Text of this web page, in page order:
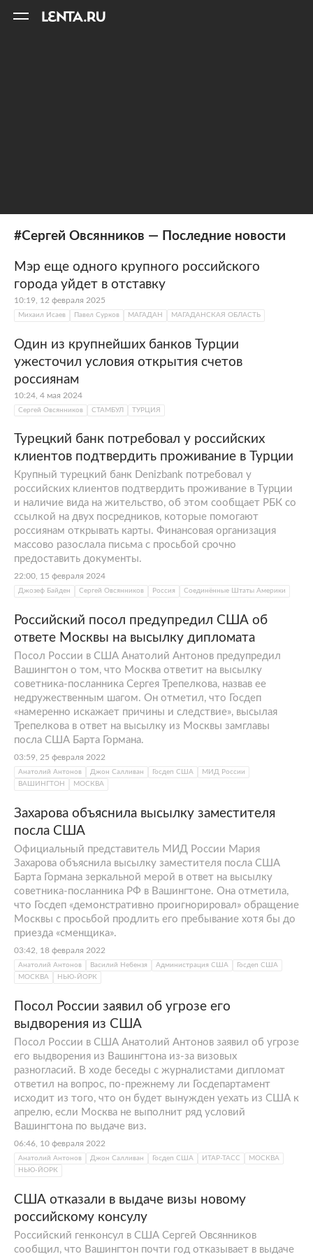
#Сергей Овсянников — Последние новости
Мэр еще одного крупного российского
города уйдет в отставку
10:19, 12 февраля 2025
Михаил Исаев Павел Сурков МАГАДАН МАГАДАНСКАЯ ОБЛАСТЬ
Один из крупнейших банков Турции
ужесточил условия открытия счетов
россиянам
10:24, 4 мая 2024
Сергей Овсянников СТАМБУЛ ТУРЦИЯ
Турецкий банк потребовал у российских
клиентов подтвердить проживание в Турции
Крупный турецкий банк Denizbank потребовал у
российских клиентов подтвердить проживание в Турции
и наличие вида на жительство, об этом сообщает РБК со
ссылкой на двух посредников, которые помогают
россиянам открывать карты. Финансовая организация
массово разослала письма с просьбой срочно
предоставить документы.
22:00, 15 февраля 2024
Джозеф Байден Сергей Овсянников Россия Соединённые Штаты Америки
Российский посол предупредил США об
ответе Москвы на высылку дипломата
Посол России в США Анатолий Антонов предупредил
Вашингтон о том, что Москва ответит на высылку
советника-посланника Сергея Трепелкова, назвав ее
недружественным шагом. Он отметил, что Госдеп
«намеренно искажает причины и следствие», высылая
Трепелкова в ответ на высылку из Москвы замглавы
посла США Барта Гормана.
03:59, 25 февраля 2022
Анатолий Антонов Джон Салливан Госдеп США
МИД России
ВАШИНГТОН
МОСКВА
Захарова объяснила высылку заместителя
посла США
Официальный представитель МИД России Мария
Захарова объяснила высылку заместителя посла США
Барта Гормана зеркальной мерой в ответ на высылку
советника-посланника РФ в Вашингтоне. Она отметила,
что Госдеп «демонстративно проигнорировал» обращение
Москвы с просьбой продлить его пребывание хотя бы до
приезда «сменщика».
03:42, 18 февраля 2022
Анатолий Антонов Василий Небензя Администрация США
Госдеп США
МОСКВА
НЬЮ-ЙОРК
Посол России заявил об угрозе его
выдворения из США
Посол России в США Анатолий Антонов заявил об угрозе
его выдворения из Вашингтона из-за визовых
разногласий. В ходе беседы с журналистами дипломат
ответил на вопрос, по-прежнему ли Госдепартамент
исходит из того, что он будет вынужден уехать из США к
апрелю, если Москва не выполнит ряд условий
Вашингтона по выдаче виз.
06:46, 10 февраля 2022
Анатолий Антонов Джон Салливан Госдеп США ИТАР-ТАСС
МОСКВА
НЬЮ-ЙОРК
США отказали в выдаче визы новому
российскому консулу
Российский генконсул в США Сергей Овсянников
сообщил, что Вашингтон почти год отказывает в выдаче